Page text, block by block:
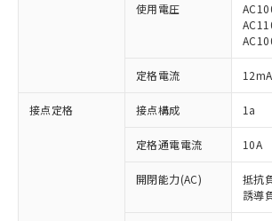
使用電圧
定格電流 12mA
接点定格 接点構成 1a
定格通電電流 10A
開閉能力(AC)
抵抗
誘導
ご利用条件
以下の条件をお読みいただき、同
対応済み：EU RoHS指令（10
非含有に対応した製品が提供可能
す。
対応予定：EU RoHS指令（10物
有に対応した製品に切り替える予
対応予定なし：EU RoHS指令（
非含有に非対応の商品で、対応品